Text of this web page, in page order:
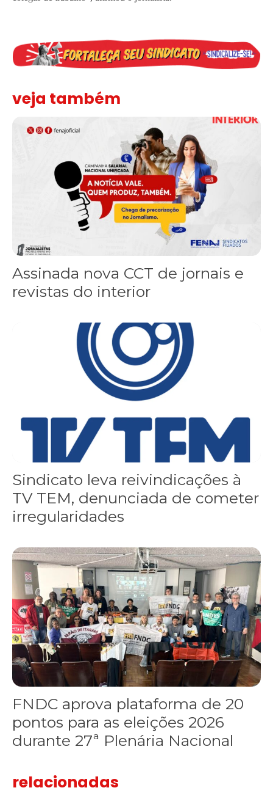
veja também
Assinada nova CCT de jornais e revistas do interior
Assinada nova CCT de jornais e
revistas do interior
Sindicato leva reivindicações à TV TEM, denunciada de cometer
Sindicato leva reivindicações à
TV TEM, denunciada de cometer
irregularidades
FNDC aprova plataforma de 20 pontos para as eleições 2026
FNDC aprova plataforma de 20
pontos para as eleições 2026
durante 27ª Plenária Nacional
relacionadas